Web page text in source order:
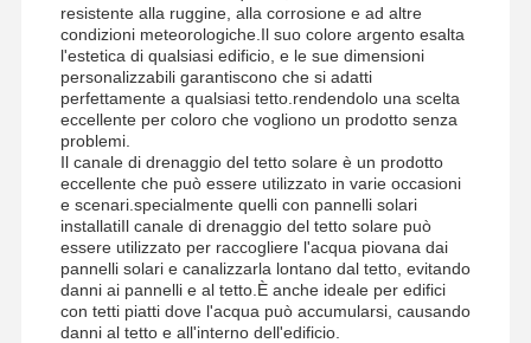
Passeggiata solare sul tetto
resistente alla ruggine, alla corrosione e ad altre
condizioni meteorologiche.Il suo colore argento esalta
l'estetica di qualsiasi edificio, e le sue dimensioni
personalizzabili garantiscono che si adatti
perfettamente a qualsiasi tetto.rendendolo una scelta
eccellente per coloro che vogliono un prodotto senza
problemi.
Il canale di drenaggio del tetto solare è un prodotto
eccellente che può essere utilizzato in varie occasioni
e scenari.specialmente quelli con pannelli solari
installatiIl canale di drenaggio del tetto solare può
essere utilizzato per raccogliere l'acqua piovana dai
pannelli solari e canalizzarla lontano dal tetto, evitando
danni ai pannelli e al tetto.È anche ideale per edifici
con tetti piatti dove l'acqua può accumularsi, causando
danni al tetto e all'interno dell'edificio.